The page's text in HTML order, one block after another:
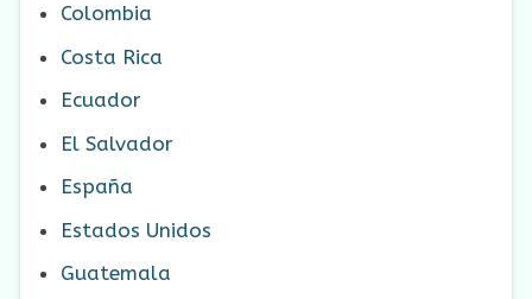
Colombia
Costa Rica
Ecuador
El Salvador
España
Estados Unidos
Guatemala